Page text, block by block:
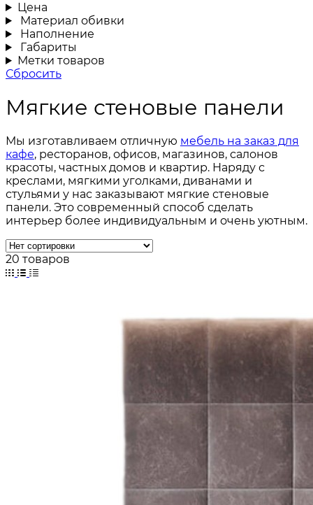
Цена
Материал обивки
Наполнение
Габариты
Метки товаров
Сбросить
Мягкие стеновые панели
Мы изготавливаем отличную мебель на заказ для
кафе, ресторанов, офисов, магазинов, салонов
красоты, частных домов и квартир. Наряду с
креслами, мягкими уголками, диванами и
стульями у нас заказывают мягкие стеновые
панели. Это современный способ сделать
интерьер более индивидуальным и очень уютным.
20 товаров